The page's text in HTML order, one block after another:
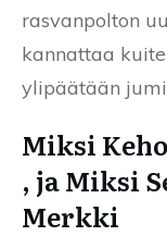
rasvanpolton
kannattaa
ylipäätään
Miksi
, ja Miksi
Merkki